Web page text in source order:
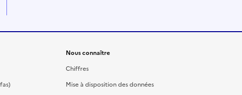
Nous connaître
Chiffres
Mise à disposition des données